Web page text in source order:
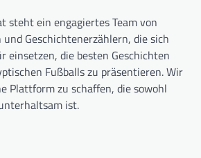
steht ein engagiertes Team von
Geschichtenerzählern, die sich
einsetzen, die besten Geschichten
Fußballs zu präsentieren. Wir
Plattform zu schaffen, die sowohl
ist.